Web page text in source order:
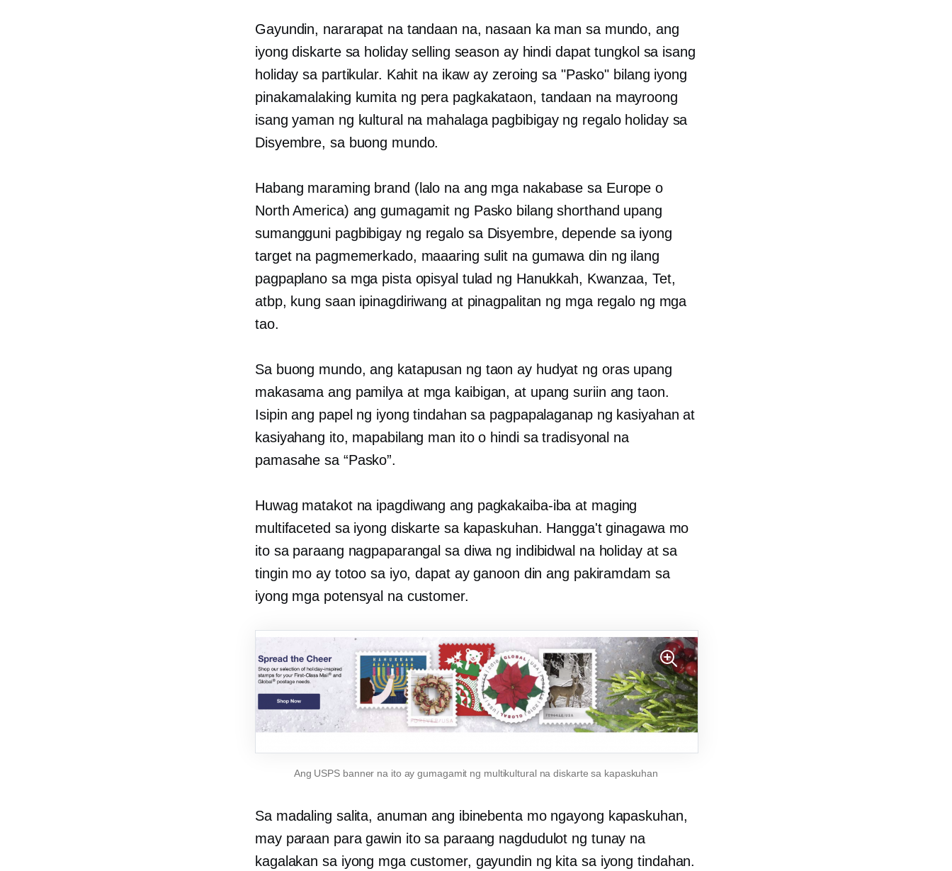
Gayundin, nararapat na tandaan na, nasaan ka man sa mundo, ang
iyong diskarte sa holiday selling season ay hindi dapat tungkol sa isang
holiday sa partikular. Kahit na ikaw ay zeroing sa "Pasko" bilang iyong
pinakamalaking kumita ng pera pagkakataon, tandaan na mayroong
isang yaman ng kultural na mahalaga pagbibigay ng regaloholiday sa
Disyembre, sa buong mundo.
Habang maraming brand (lalo na ang mga nakabase sa Europe o
North America) ang gumagamit ng Pasko bilang shorthand upang
sumangguni pagbibigay ng regalosa Disyembre, depende sa iyong
target na pagmemerkado, maaaring sulit na gumawa din ng ilang
pagpaplano sa mga pista opisyal tulad ng Hanukkah, Kwanzaa, Tet,
atbp, kung saan ipinagdiriwang at pinagpalitan ng mga regalo ng mga
tao.
Sa buong mundo, ang katapusan ng taon ay hudyat ng oras upang
makasama ang pamilya at mga kaibigan, at upang suriin ang taon.
Isipin ang papel ng iyong tindahan sa pagpapalaganap ng kasiyahan at
kasiyahang ito, mapabilang man ito o hindi sa tradisyonal na
pamasahe sa “Pasko”.
Huwag matakot na ipagdiwang ang pagkakaiba-iba at maging
multifaceted sa iyong diskarte sa kapaskuhan. Hangga't ginagawa mo
ito sa paraang nagpaparangal sa diwa ng indibidwal na holiday at sa
tingin mo ay totoo sa iyo, dapat ay ganoon din ang pakiramdam sa
iyong mga potensyal na customer.
Ang USPS banner na ito ay gumagamit ng multikultural na diskarte sa kapaskuhan
Sa madaling salita, anuman ang ibinebenta mo ngayong kapaskuhan,
may paraan para gawin ito sa paraang nagdudulot ng tunay na
kagalakan sa iyong mga customer, gayundin ng kita sa iyong tindahan.